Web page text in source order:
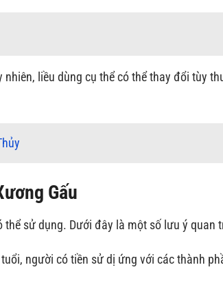
liều dùng cụ thể có thể thay đổi tùy
Gấu
sử dụng. Dưới đây là một số lưu ý quan
người có tiền sử dị ứng với các thành